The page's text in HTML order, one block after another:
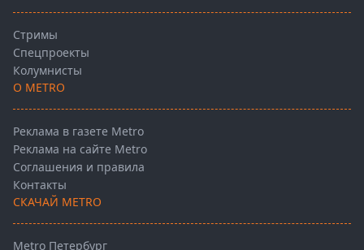
Стримы
Спецпроекты
Колумнисты
О METRO
Реклама в газете Metro
Реклама на сайте Metro
Соглашения и правила
Контакты
СКАЧАЙ METRO
Metro Петербург